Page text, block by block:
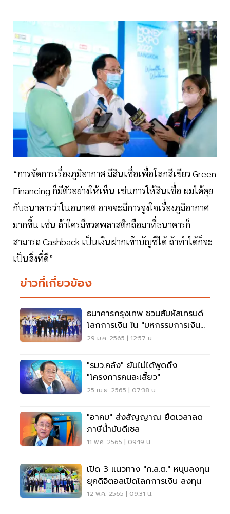
“การจัดการเรื่องภูมิอากาศ มีสินเชื่อเพื่อโลกสีเขียว Green
Financing ก็มีตัวอย่างให้เห็น เช่นการให้สินเชื่อ ผมได้คุย
กับธนาคารว่าในอนาคต อาจจะมีการจูงใจเรื่องภูมิอากาศ
มากขึ้น เช่น ถ้าใครมีขวดพลาสติกถือมาที่ธนาคารก็
สามารถ Cashback เป็นเงินฝากเข้าบัญชีได้ ถ้าทำได้ก็จะ
เป็นสิ่งที่ดี”
ข่าวที่เกี่ยวข้อง
ธนาคารกรุงเทพ ชวนสัมผัสเทรนด์
โลกการเงิน ใน "มหกรรมการเงิน
ระยอง ครั้งที่ 3"
29 ม.ค. 2565 | 12:57 น.
"รมว.คลัง" ยันไม่ได้พูดถึง
"โครงการคนละเสี้ยว"
25 เม.ย. 2565 | 07:38 น.
"อาคม" ส่งสัญญาณ ยืดเวลาลด
ภาษีน้ำมันดีเซล
11 พ.ค. 2565 | 09:19 น.
เปิด 3 แนวทาง "ก.ล.ต." หนุนลงทุน
ยุคดิจิตอลเปิดโลกการเงิน ลงทุน
12 พ.ค. 2565 | 09:31 น.